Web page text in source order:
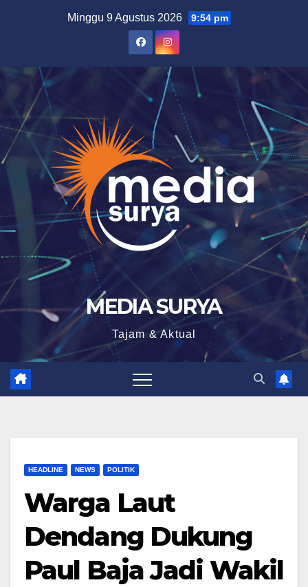
Minggu 9 Agustus 2026 9:54 pm
MEDIA SURYA
Tajam & Aktual
HEADLINE NEWS POLITIK
Warga Laut
Dendang Dukung
Paul Baja Jadi Wakil